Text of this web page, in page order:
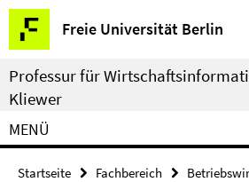
Springe
direkt
zu
Inhalt
Freie Universität Berlin
Service-
Navigation
Professur für
Kliewer
MENÜ
Startseite Fachbereich